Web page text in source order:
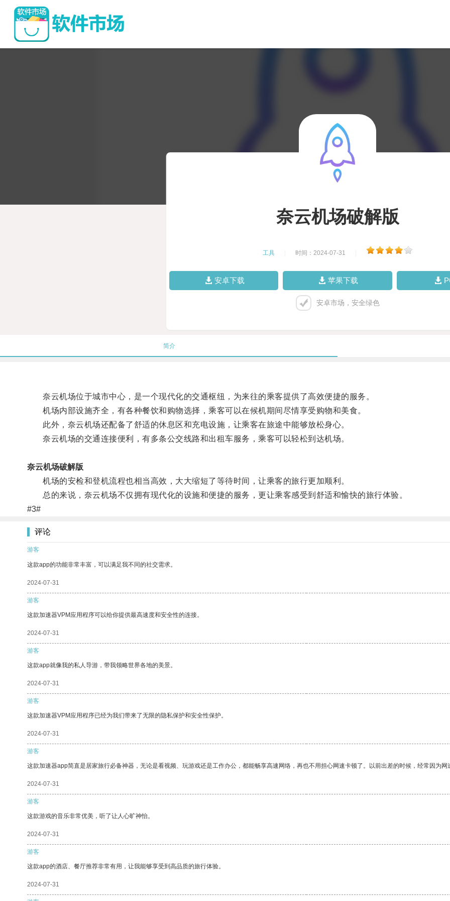
奈云机场破解版
工具 时间：2024-07-31
安卓下载 苹果下载
安卓市场，安全绿色
简介
奈云机场位于城市中心，是一个现代化的交通枢纽，为来往的乘客提供了高效便捷的服务。
机场内部设施齐全，有各种餐饮和购物选择，乘客可以在候机期间尽情享受购物和美食。
此外，奈云机场还配备了舒适的休息区和充电设施，让乘客在旅途中能够放松身心。
奈云机场的交通连接便利，有多条公交线路和出租车服务，乘客可以轻松到达机场。
奈云机场破解版
机场的安检和登机流程也相当高效，大大缩短了等待时间，让乘客的旅行更加顺利。
总的来说，奈云机场不仅拥有现代化的设施和便捷的服务，更让乘客感受到舒适和愉快的旅行体验。
#3#
评论
游客
这款app的功能非常丰富，可以满足我不同的社交需求。
2024-07-31
游客
这款加速器VPM应用程序可以给你提供最高速度和安全性的连接。
2024-07-31
游客
这款app就像我的私人导游，带我领略世界各地的美景。
2024-07-31
游客
这款加速器VPM应用程序已经为我们带来了无限的隐私保护和安全性保护。
2024-07-31
游客
这款加速器app简直是居家旅行必备神器，无论是看视频、玩游戏还是工作办公，都能畅享高速网络，再也不用担心网速卡顿了。以前出差的时候，经常因为
2024-07-31
游客
这款游戏的音乐非常优美，听了让人心旷神怡。
2024-07-31
游客
这款app的酒店、餐厅推荐非常有用，让我能够享受到高品质的旅行体验。
2024-07-31